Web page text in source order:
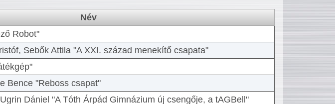
Név
Robot"
Sebők Attila "A XXI. század menekítő csapata"
Bence "Reboss csapat"
Dániel "A Tóth Árpád Gimnázium új csengője, a tAGBell"